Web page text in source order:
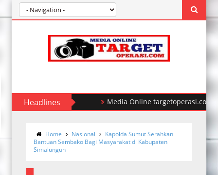
Headlines Polda Sumut Ungkap Kasus
Home Nasional
Kapolda Sumut Serahkan
Bantuan Sembako Bagi Masyarakat di Kabupaten
Simalungun